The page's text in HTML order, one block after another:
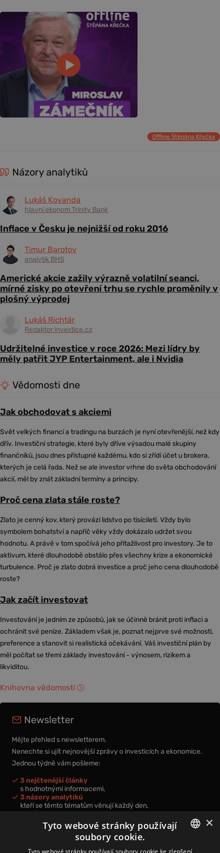
Offline Štěpána Křečka
Názory analytiků
Lukáš Kovanda
hlavní ekonom Trinity Bank
Inflace v Česku je nejnižší od roku 2016
Timur Barotov
analytik BHS
Americké akcie zažily výrazně volatilní seanci,
mírné zisky po otevření trhu se rychle proměnily v
plošný výprodej
Lukáš Richtár
Redaktor investice.cz
Udržitelné investice v roce 2026: Mezi lídry by
měly patřit JYP Entertainment, ale i Nvidia
Vědomosti dne
Jak obchodovat s akciemi
Svět velkých financí a tradingu na burzách je nyní otevřenější, než kdy
dřív. Investiční strategie, které byly dříve výsadou malé skupiny
finančníků, jsou dnes přístupné každému, kdo si zřídí účet u brokera,
kterých je celá řada. Než se ale investor vrhne do světa obchodování
akcií, měl by znát základní termíny a principy.
Proč cena zlata stále roste?
Zlato je cenný kov, který provází lidstvo po tisíciletí. Vždy bylo
symbolem bohatství a napříč věky vždy dokázalo udržet svou
hodnotu. A právě v tom spočívá jeho přitažlivost pro investory. Je to
aktivum, které dlouhodobě obstálo přes všechny krize a ekonomické
turbulence. Proč je zlato dobrá investice a proč jeho cena dlouhodobě
roste?
Jak začít investovat
Investování je jedním ze způsobů, jak se účinně bránit proti inflaci a
ochránit své peníze. Základem však je, poznat nejprve své možnosti,
preference a stanovit si realistická očekávání. Váš investiční plán by
měl počítat se třemi základy investování - výnosem, rizikem a
likviditou.
Knihovna vědomostí
Newsletter
Mějte přehled s newsletterem.
Nenechte si ujít nejnovější zprávy o investicích a ekonomice.
Jednou týdně vám pošleme:
3 nejčtenější články
s hodnotnými informacemi,
3 názory analytiků
kteří se těmto tématům věnují každý den,
nová videa a podcasty
k prohloubení vašich znalostí.
CZECH
×
Tyto webové stránky používají
soubory cookie.
Tyto webové stránky používají soubory cookie ke zlepšení